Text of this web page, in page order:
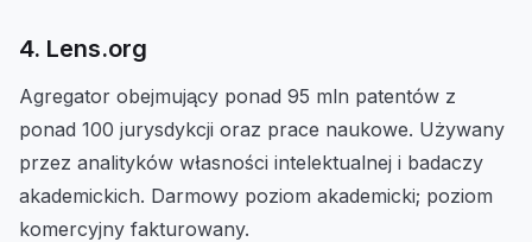
4. Lens.org
Agregator obejmujący ponad 95 mln patentów z
ponad 100 jurysdykcji oraz prace naukowe. Używany
przez analityków własności intelektualnej i badaczy
akademickich. Darmowy poziom akademicki; poziom
komercyjny fakturowany.